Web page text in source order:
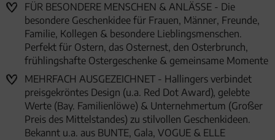
FÜR BESONDERE MENSCHEN & ANLÄSSE - Die
besondere Geschenkidee für Frauen, Männer, Freunde,
Familie, Kollegen & besondere Lieblingsmenschen.
Perfekt für Ostern, das Osternest, den Osterbrunch,
frühlingshafte Ostergeschenke & gemeinsame Momente
MEHRFACH AUSGEZEICHNET - Hallingers verbindet
preisgekröntes Design (u.a. Red Dot Award), gelebte
Werte (Bay. Familienlöwe) & Unternehmertum (Großer
Preis des Mittelstandes) zu stilvollen Geschenkideen.
Bekannt u.a. aus BUNTE, Gala, VOGUE & ELLE